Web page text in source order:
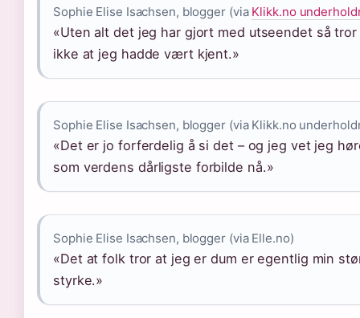
Sophie Elise Isachsen, blogger (via Klikk.no
«Uten alt det jeg har gjort med utseendet så tror
ikke at jeg hadde vært kjent.»
Sophie Elise Isachsen, blogger (via Klikk.no
«Det er jo forferdelig å si det – og jeg vet jeg
som verdens dårligste forbilde nå.»
Sophie Elise Isachsen, blogger (via Elle.no)
«Det at folk tror at jeg er dum er egentlig min
styrke.»